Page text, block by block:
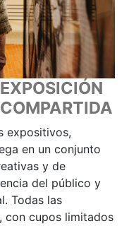
expositivos,
en un conjunto
y de
del público y
Todas las
con cupos limitados